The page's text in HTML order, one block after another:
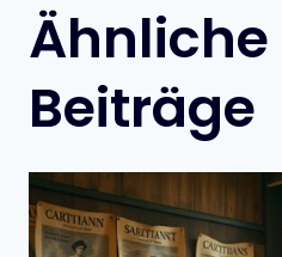
Ähnliche
Beiträge